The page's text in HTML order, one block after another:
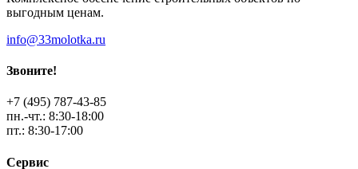
выгодным ценам.
info@33molotka.ru
Звоните!
+7 (495) 787-43-85
пн.-чт.: 8:30-18:00
пт.: 8:30-17:00
Сервис